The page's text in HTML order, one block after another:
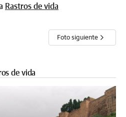
Rastros de vida
Foto siguiente
de vida